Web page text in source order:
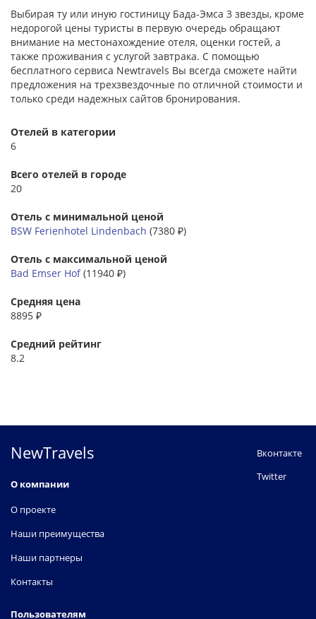
Выбирая ту или иную гостиницу Бада-Эмса 3 звезды, кроме
недорогой цены туристы в первую очередь обращают
внимание на местонахождение отеля, оценки гостей, а
также проживания с услугой завтрака. С помощью
бесплатного сервиса Newtravels Вы всегда сможете найти
предложения на трехзвездочные по отличной стоимости и
только среди надежных сайтов бронирования.
Отелей в категории
6
Всего отелей в городе
20
Отель с минимальной ценой
BSW Ferienhotel Lindenbach (7380 ₽)
Отель с максимальной ценой
Bad Emser Hof(11940 ₽)
Средняя цена
8895 ₽
Средний рейтинг
8.2
NewTravels
О компании
О проекте
Наши преимущества
Наши партнеры
Контакты
Пользователям
Вконтакте
Twitter